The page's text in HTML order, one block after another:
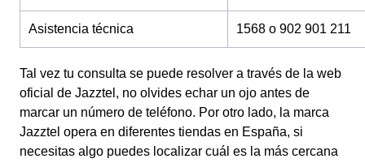
Asistencia técnica 1568 o 902 901 211
Tal vez tu consulta se puede resolver a través de la web
oficial de Jazztel, no olvides echar un ojo antes de
marcar un número de teléfono. Por otro lado, la marca
Jazztel opera en diferentes tiendas en España, si
necesitas algo puedes localizar cuál es la más cercana